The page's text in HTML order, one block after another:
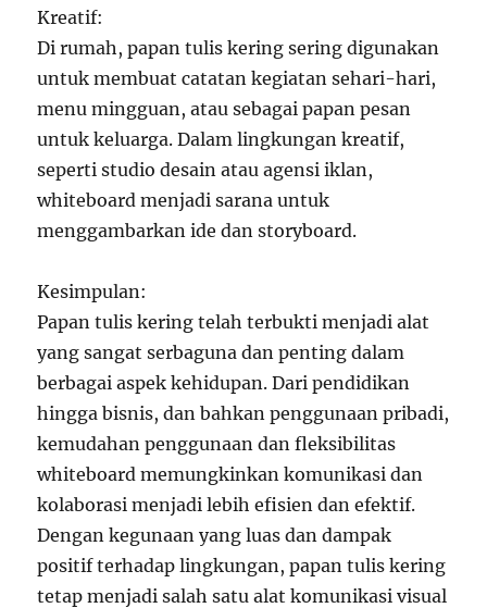
Kreatif:
Di rumah, papan tulis kering sering digunakan
untuk membuat catatan kegiatan sehari-hari,
menu mingguan, atau sebagai papan pesan
untuk keluarga. Dalam lingkungan kreatif,
seperti studio desain atau agensi iklan,
whiteboard menjadi sarana untuk
menggambarkan ide dan storyboard.
Kesimpulan:
Papan tulis kering telah terbukti menjadi alat
yang sangat serbaguna dan penting dalam
berbagai aspek kehidupan. Dari pendidikan
hingga bisnis, dan bahkan penggunaan pribadi,
kemudahan penggunaan dan fleksibilitas
whiteboard memungkinkan komunikasi dan
kolaborasi menjadi lebih efisien dan efektif.
Dengan kegunaan yang luas dan dampak
positif terhadap lingkungan, papan tulis kering
tetap menjadi salah satu alat komunikasi visual